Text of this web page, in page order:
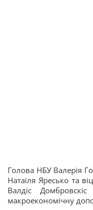
Голова НБУ Валерія
Натаіля Яресько та
Валдіс
макроекономічну